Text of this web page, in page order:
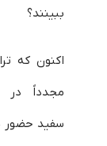
ببینند؟
اکنون که
مجدداً در
سفید حضور